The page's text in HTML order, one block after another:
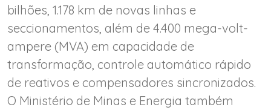
bilhões, 1.178 km de novas linhas e
seccionamentos, além de 4.400 mega-volt-
ampere (MVA) em capacidade de
transformação, controle automático rápido
de reativos e compensadores sincronizados.
O Ministério de Minas e Energia também